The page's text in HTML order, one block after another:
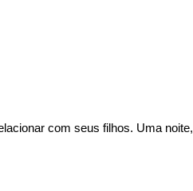
com seus filhos. Uma noite,